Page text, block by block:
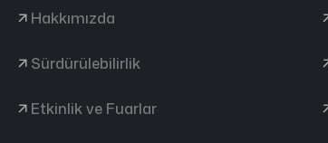
Hakkımızda
Sürdürülebilirlik
Etkinlik ve Fuarlar